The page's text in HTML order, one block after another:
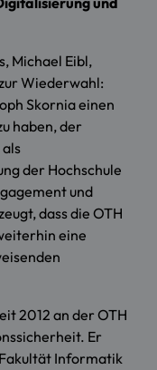
Michael Eibl,
Wiederwahl:
Skornia einen
haben, der
der Hochschule
und
dass die OTH
eine
2012 an der OTH
Er
Informatik